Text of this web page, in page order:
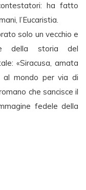
ha fatto
l’Eucaristia.
solo un vecchio e
della storia del
«Siracusa, amata
al mondo per via di
che sancisce il
fedele della